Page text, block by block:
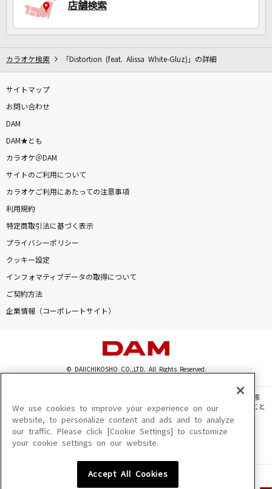
店舗検索
カラオケ検索 「Distortion (feat. Alissa White-Gluz)」の詳細
サイトマップ
お問い合わせ
DAM
DAM★とも
カラオケ＠DAM
サイトのご利用について
カラオケご利用にあたっての注意事項
利用規約
特定商取引法に基づく表示
プライバシーポリシー
クッキー設定
インフォマティブデータの取得について
ご契約方法
企業情報（コーポレートサイト）
© DAIICHIKOSHO CO.,LTD. All Rights Reserved.
このサイトに掲載されている一切の文章・画像・写真・動画・音声等を、手段や形態
を問わず、著作権法の定める範囲を超えて無断で複製、転載、ファイル化などすること
を禁じます。
楽曲及びコンテンツは、機種によりご利用いただけない場合があります。
楽曲及びコンテンツの配信日、配信内容が変更になる場合があります。
We use cookies to improve your experience on our
website, to personalize content and ads and to analyze
our traffic. Please click [Cookie Settings] to customize
your cookie settings on our website.
Accept All Cookies